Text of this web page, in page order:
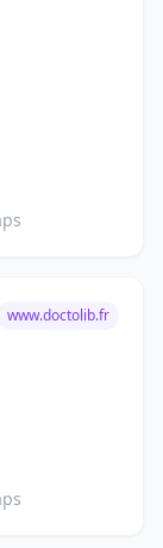
www.doctolib.fr